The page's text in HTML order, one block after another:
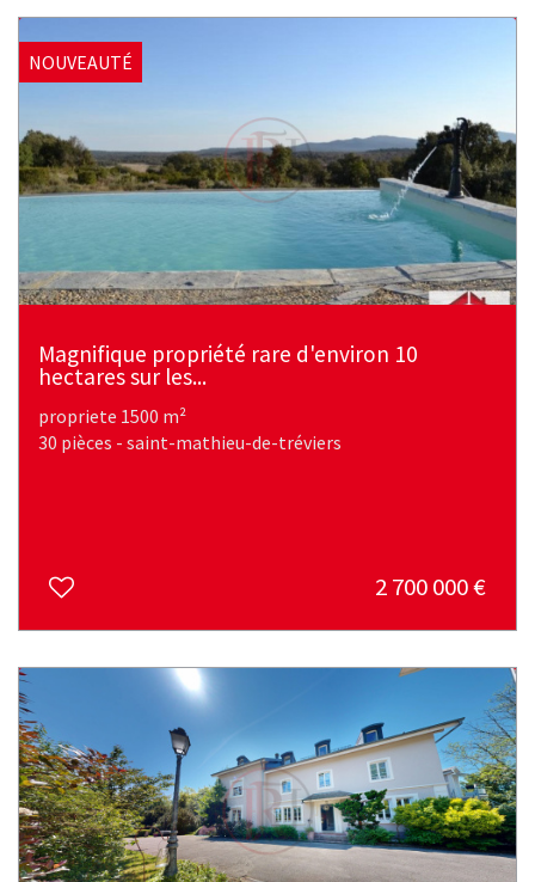
NOUVEAUTÉ
Magnifique propriété rare d'environ 10
hectares sur les...
propriete 1500 m²
30 pièces - saint-mathieu-de-tréviers
2 700 000€